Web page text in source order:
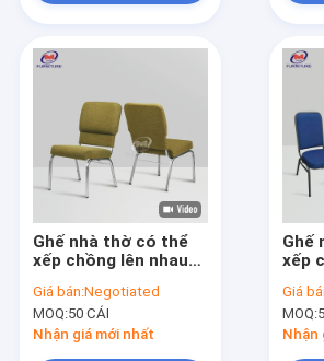
Về chúng tôi
Tham quan nhà máy
Kiểm soát chất lượng
Yêu cầu báo giá
Ghế nhà thờ có thể
xếp chồng lên nhau
ngồi cho sân vận
động
Giá bán:Negotiated
MOQ:50 CÁI
Nhận giá mới nhất
Ghế
xếp
cho
Giá
MOQ:
Nhận